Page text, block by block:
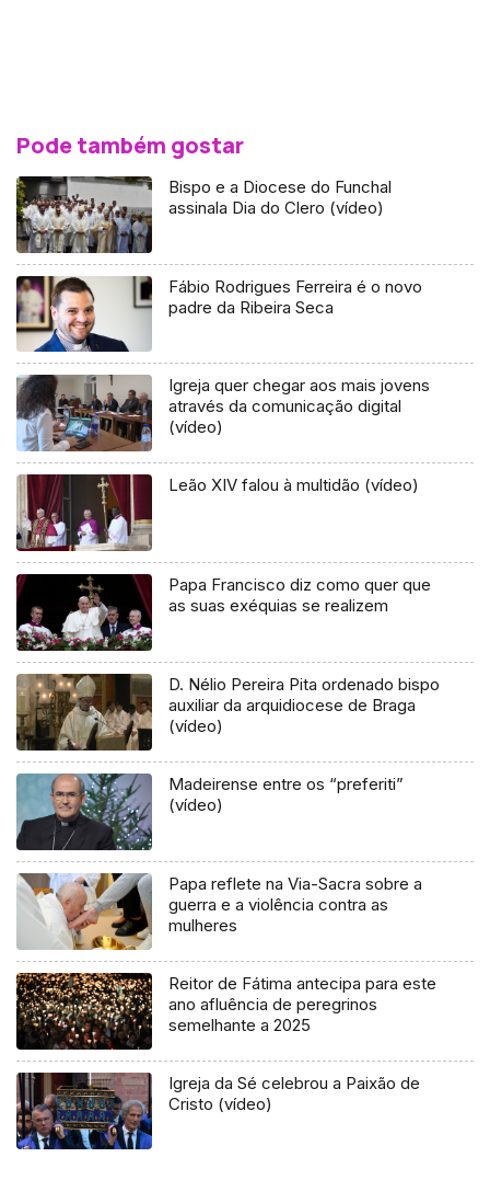
Pode também gostar
Bispo e a Diocese do Funchal
assinala Dia do Clero (vídeo)
Fábio Rodrigues Ferreira é o novo
padre da Ribeira Seca
Igreja quer chegar aos mais jovens
através da comunicação digital
(vídeo)
Leão XIV falou à multidão (vídeo)
Papa Francisco diz como quer que
as suas exéquias se realizem
D. Nélio Pereira Pita ordenado bispo
auxiliar da arquidiocese de Braga
(vídeo)
Madeirense entre os “preferiti”
(vídeo)
Papa reflete na Via-Sacra sobre a
guerra e a violência contra as
mulheres
Reitor de Fátima antecipa para este
ano afluência de peregrinos
semelhante a 2025
Igreja da Sé celebrou a Paixão de
Cristo (vídeo)